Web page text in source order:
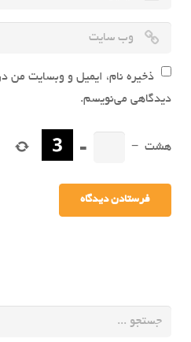
ذخیره نام، ایمیل و وبسایت من
دیدگاهی می‌نویسم.
هشت −
=